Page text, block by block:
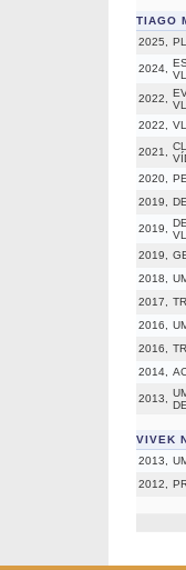
TIAGO
2025,
2024,
2022,
2022,
2021,
2020,
2019,
2019,
2019,
2018,
2017,
2016,
2016,
2014,
2013,
VIVEK
2013,
2012,